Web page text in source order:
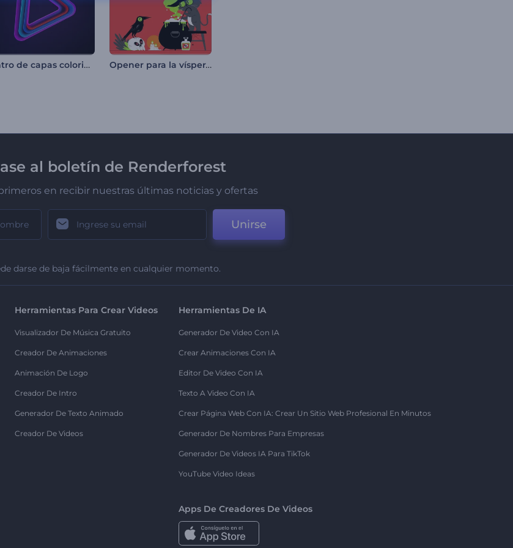
Intro de capas coloridas Opener para la víspera de Noche de Brujas
al boletín de Renderforest
en recibir nuestras últimas noticias y ofertas
Unirse
darse de baja fácilmente en cualquier momento.
Herramientas Para Crear Videos
Visualizador De Música Gratuito
Creador De Animaciones
Animación De Logo
Creador De Intro
Generador De Texto Animado
Creador De Videos
Herramientas De IA
Generador De Video Con IA
Crear Animaciones Con IA
Editor De Video Con IA
Texto A Video Con IA
Crear Página Web Con IA: Crear Un Sitio Web Profesional En Minutos
Generador De Nombres Para Empresas
Generador De Videos IA Para TikTok
YouTube Video Ideas
Apps De Creadores De Videos